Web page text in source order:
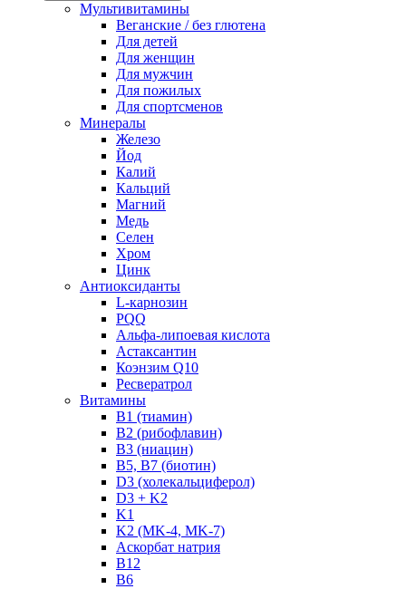
Мультивитамины
Веганские / без глютена
Для детей
Для женщин
Для мужчин
Для пожилых
Для спортсменов
Минералы
Железо
Йод
Калий
Кальций
Магний
Медь
Селен
Хром
Цинк
Антиоксиданты
L-карнозин
PQQ
Альфа-липоевая кислота
Астаксантин
Коэнзим Q10
Ресвератрол
Витамины
B1 (тиамин)
B2 (рибофлавин)
B3 (ниацин)
B5, B7 (биотин)
D3 (холекальциферол)
D3 + K2
K1
K2 (MK-4, MK-7)
Аскорбат натрия
В12
В6